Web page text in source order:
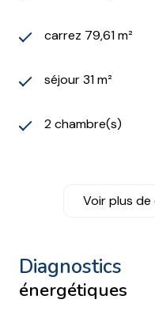
carrez 79,61 m²
séjour 31 m²
2 chambre(s)
construit en 1967
cuisine américaine
Chauffage collectif
Voir plus
diagnostics
énergétiques